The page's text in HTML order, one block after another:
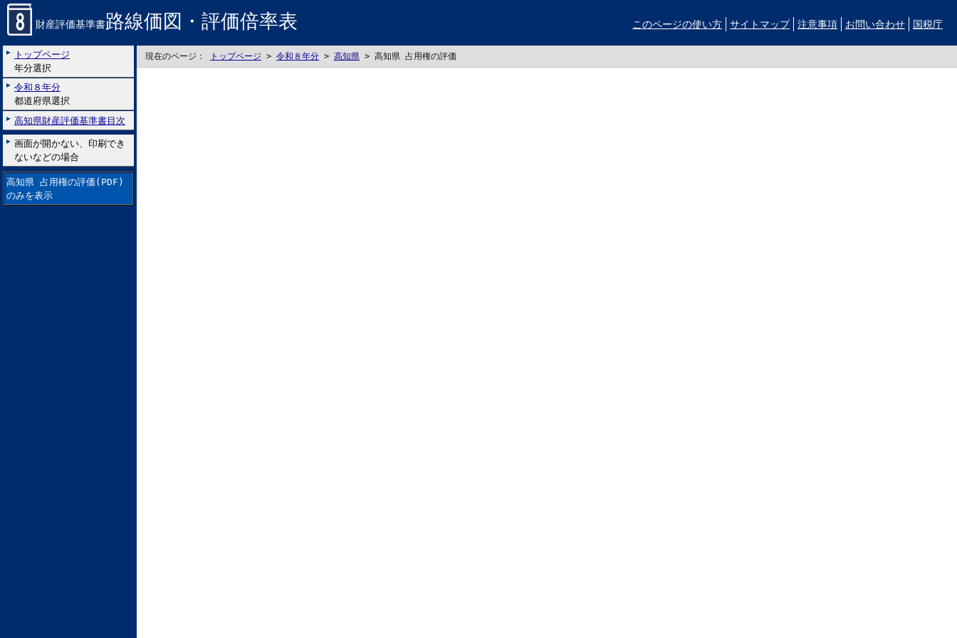
財産評価基準書路線価図・評価倍率表 このページの使い方 サイトマップ 注意事項 お問い合わせ 国税庁
トップページ
年分選択
令和８年分
都道府県選択
高知県財産評価基準書目次
画面が開かない、印刷でき
ないなどの場合
高知県 占用権の評価(PDF)
のみを表示
現在のページ： トップページ > 令和８年分 > 高知県 > 高知県 占用権の評価